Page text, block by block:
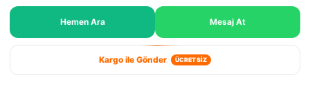
Hemen Ara Mesaj At
Kargo ile Gönder ÜCRETSİZ